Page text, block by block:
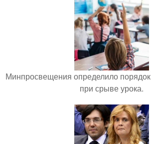
Минпросвещения определило порядок
при срыве урока.